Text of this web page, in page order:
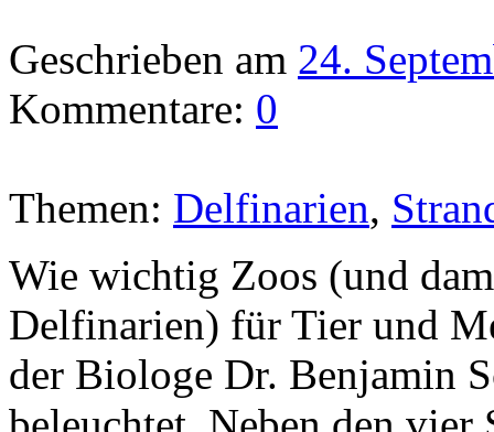
Geschrieben am 24.
Kommentare: 0
Themen: Delfinarien,
Wie wichtig Zoos (und
Delfinarien) für Tier und
der Biologe Dr. Benjamin